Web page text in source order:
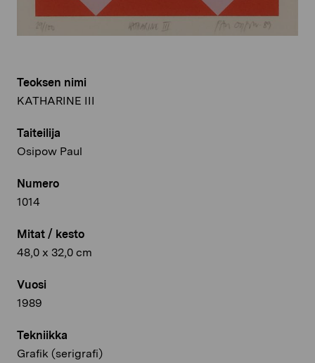
Teoksen nimi
KATHARINE III
Taiteilija
Osipow Paul
Numero
1014
Mitat / kesto
48,0 x 32,0 cm
Vuosi
1989
Tekniikka
Grafik (serigrafi)